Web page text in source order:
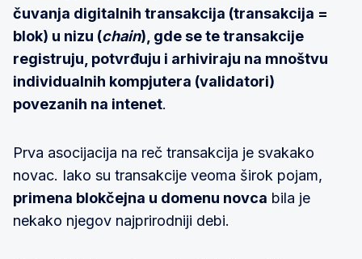
čuvanja digitalnih transakcija (transakcija =
blok) u nizu (chain), gde se te transakcije
registruju, potvrđuju i arhiviraju na mnoštvu
individualnih kompjutera (validatori)
povezanih na intenet.
Prva asocijacija na reč transakcija je svakako
novac. Iako su transakcije veoma širok pojam,
primena blokčejna u domenu novca bila je
nekako njegov najprirodniji debi.